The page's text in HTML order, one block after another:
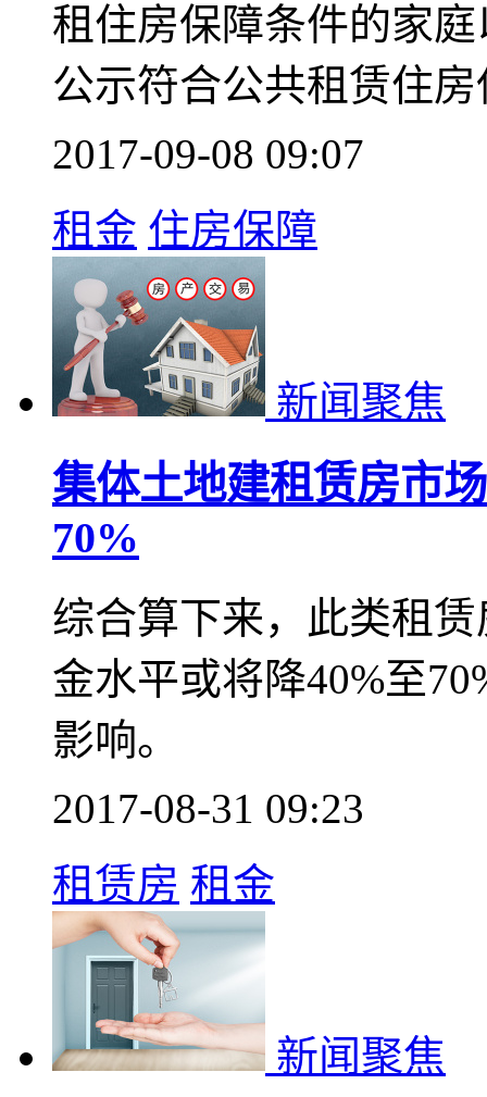
租住房保障条件的家
公示符合公共租赁住
2017-09-08 09:07
租金 住房保障
新闻聚焦
集体土地建租赁房市
70%
综合算下来，此类租
金水平或将降40%至
影响。
2017-08-31 09:23
租赁房 租金
新闻聚焦